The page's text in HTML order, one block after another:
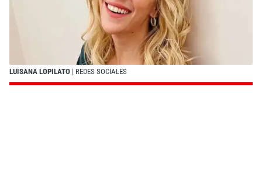
LUISANA LOPILATO | REDES SOCIALES